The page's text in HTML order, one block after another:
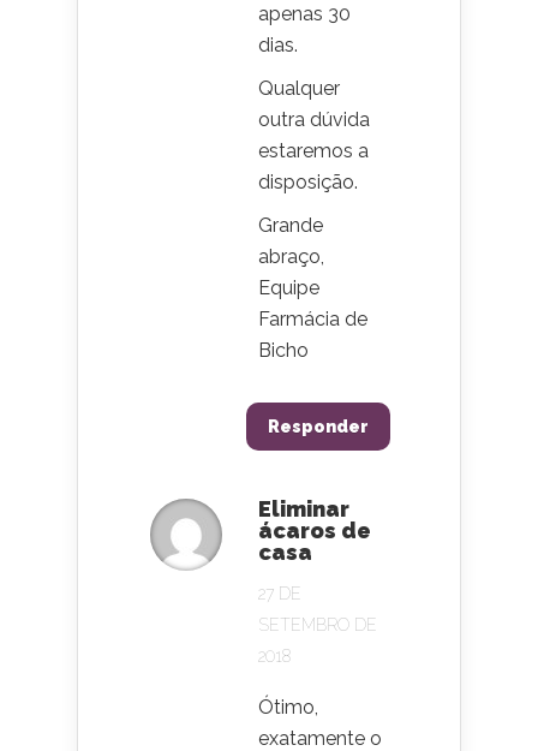
apenas 30
dias.
Qualquer
outra dúvida
estaremos a
disposição.
Grande
abraço,
Equipe
Farmácia de
Bicho
Responder
Eliminar
ácaros de
casa
27 DE
SETEMBRO DE
2018
Ótimo,
exatamente o